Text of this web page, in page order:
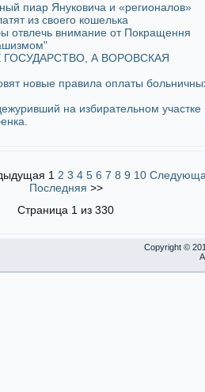
пиар Януковича и «регионалов»
из своего кошелька
отвлечь внимание от Покращення
ГОСУДАРСТВО, А ВОРОВСКАЯ
новые правила оплаты
на избирательном участке
1 2 3 4 5 6 7 8 9 10
Последняя >>
Страница 1 из 330
Copyright ©